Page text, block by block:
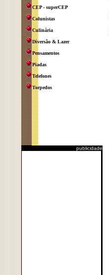
CEP - superCEP
Colunistas
Culinária
Diversão & Lazer
Pensamentos
Piadas
Telefones
Torpedos
publicidade